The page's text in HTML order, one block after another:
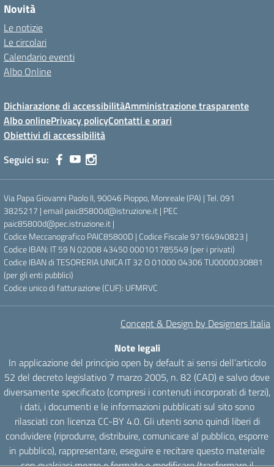
Novità
Le notizie
Le circolari
Calendario eventi
Albo Online
Dichiarazione di accessibilitàAmministrazione trasparente
Albo onlinePrivacy policyContatti e orari
Obiettivi di accessibilità
Seguici su:
Via Papa Giovanni Paolo II, 90046 Pioppo, Monreale (PA) | Tel. 091
3825217 | email paic85800d@istruzione.it | PEC
paic85800d@pec.istruzione.it |
Codice Meccanografico PAIC85800D | Codice Fiscale 97164940823 |
Codice IBAN: IT 59 N 02008 43450 000101785549 (per i privati)
Codice IBAN di TESORERIA UNICA IT 32 O 01000 04306 TU0000030881
(per gli enti pubblici)
Codice unico di fatturazione (CUF): UFMRVC
Concept & Design by Designers Italia
Note legali
In applicazione del principio open by default ai sensi dell’articolo
52 del decreto legislativo 7 marzo 2005, n. 82 (CAD) e salvo dove
diversamente specificato (compresi i contenuti incorporati di terzi),
i dati, i documenti e le informazioni pubblicati sul sito sono
rilasciati con licenza CC-BY 4.0. Gli utenti sono quindi liberi di
condividere (riprodurre, distribuire, comunicare al pubblico, esporre
in pubblico), rappresentare, eseguire e recitare questo materiale